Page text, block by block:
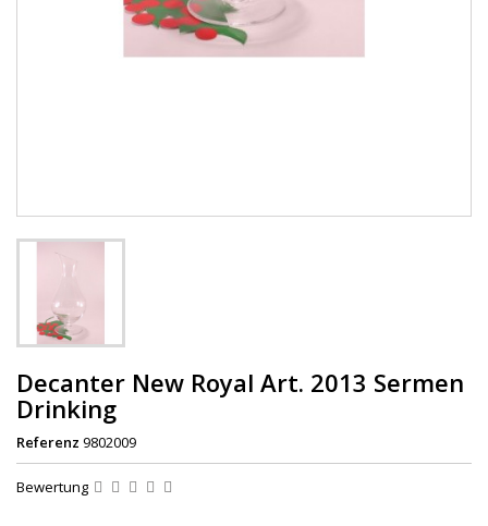
Decanter New Royal Art. 2013 Sermen
Drinking
Referenz 9802009
Bewertung